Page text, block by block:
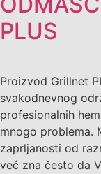
PLUS
Proizvod Grillnet
svakodnevnog
profesionalnih
mnogo problema.
zaprljanosti od
već zna često da